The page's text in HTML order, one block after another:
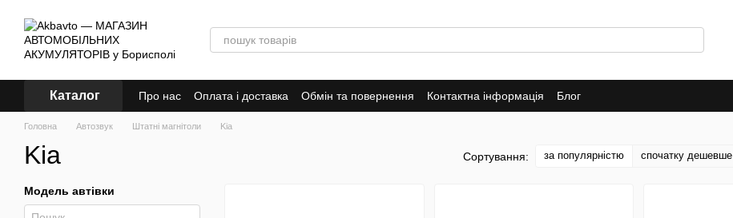
Каталог Про нас Оплата і доставка Обмін та повернення Контактна інформація Блог
Головна Автозвук Штатні магнітоли Kia
Kia Сортування: за популярністю спочатку дешевше
Модель автівки